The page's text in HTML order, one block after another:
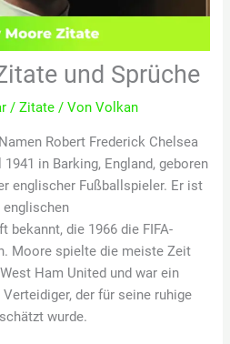
und Sprüche
/Zitate / VonVolkan
Robert Frederick Chelsea
in Barking, England, geboren
englischer Fußballspieler. Er ist
englischen
bekannt, die 1966 die FIFA-
Moore spielte die meiste Zeit
Ham United und war ein
der für seine ruhige
wurde.